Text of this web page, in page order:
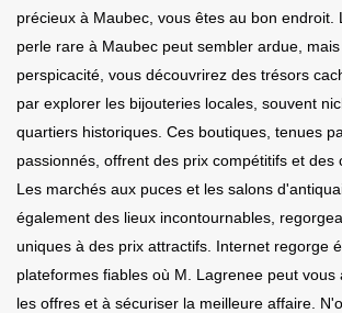
précieux à Maubec, vous êtes au bon endroit.
perle rare à Maubec peut sembler ardue,
perspicacité, vous découvrirez des trésors
par explorer les bijouteries locales, souvent
quartiers historiques. Ces boutiques, tenues
passionnés, offrent des prix compétitifs et des
Les marchés aux puces et les salons
également des lieux incontournables,
uniques à des prix attractifs. Internet regorge
plateformes fiables où M. Lagrenee peut vous
les offres et à sécuriser la meilleure affaire.